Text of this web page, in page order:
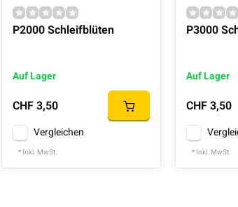
P2000 Schleifblüten
Auf Lager
CHF 3,50
Vergleichen
* Inkl. MwSt.
P3000
Auf Lager
CHF 3,50
* Inkl. MwSt.